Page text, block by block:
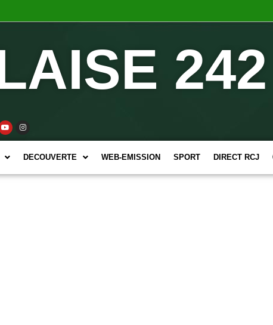
242
DECOUVERTE WEB-EMISSION SPORT DIRECT RCJ